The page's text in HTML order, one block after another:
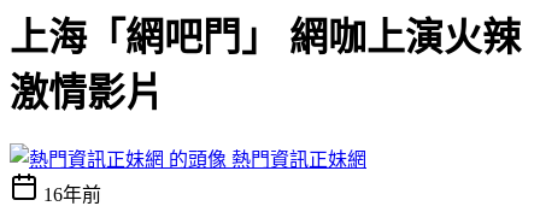
上海「網吧門」 網咖上演火辣
激情影片
熱門資訊正妹網
16年前